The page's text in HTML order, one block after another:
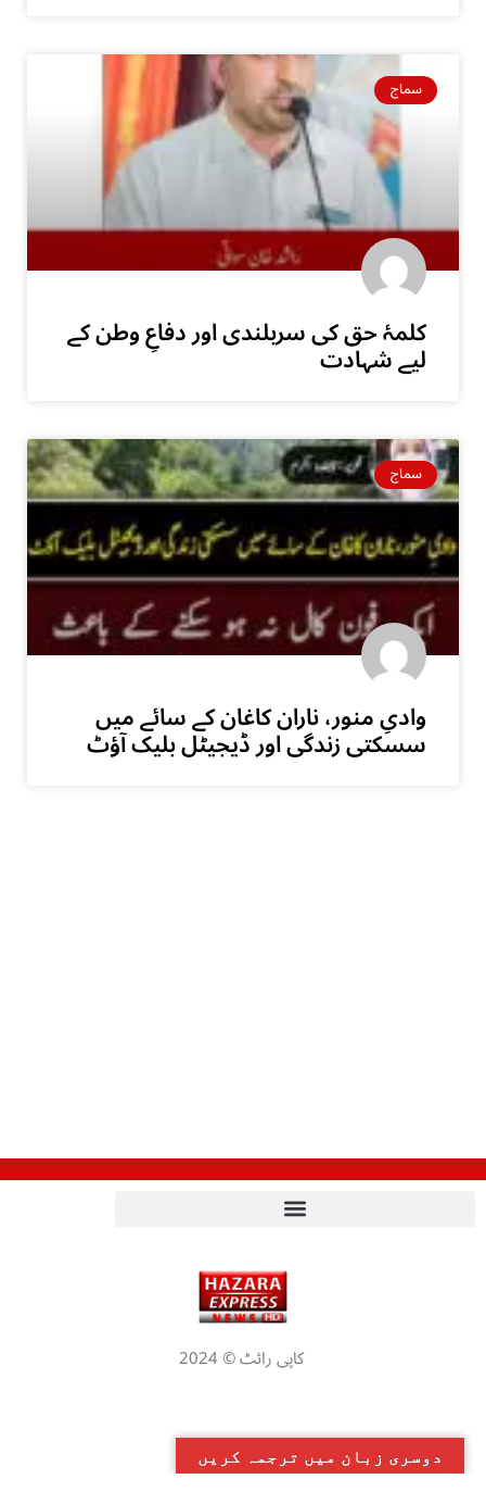
سماج
کلمۂ حق کی سربلندی اور دفاعِ وطن کے
لیے شہادت
سماج
وادیِ منور، ناران کاغان کے سائے میں
سسکتی زندگی اور ڈیجیٹل بلیک آؤٹ
کاپی رائٹ © 2024
دوسری زبان میں ترجمہ کریں